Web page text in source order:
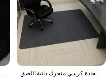
سجادة سوداء مضادة للانزلاق ، سجادة غرفة نوم قطيفة ناعمة ، سجادة أرضية متدفقة مستديرة ، غرفة معيشة وغرفة نوم ، 8 كرات ، عبوة واحدة حصيرة مكتب مانعة للإنزلاق ، حصيرة حماية أرضية خشبية لغرفة المعيشة ، حصيرة كرسي اللعب ، سجادة كرسي متحرك ذاتية اللصق